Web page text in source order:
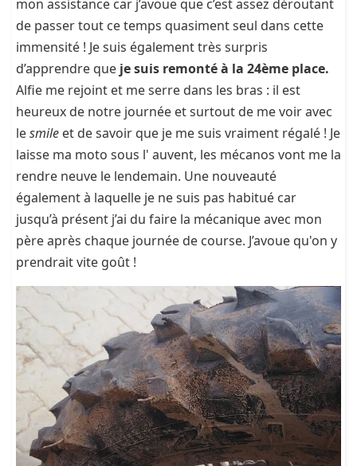
mon assistance car j’avoue que c’est assez déroutant
de passer tout ce temps quasiment seul dans cette
immensité ! Je suis également très surpris
d’apprendre que je suis remonté à la 24ème place.
Alfie me rejoint et me serre dans les bras : il est
heureux de notre journée et surtout de me voir avec
lesmile et de savoir que je me suis vraiment régalé ! Je
laisse ma moto sous l' auvent, les mécanos vont me la
rendre neuve le lendemain. Une nouveauté
également à laquelle je ne suis pas habitué car
jusqu’à présent j’ai du faire la mécanique avec mon
père après chaque journée de course. J’avoue qu'on y
prendrait vite goût !